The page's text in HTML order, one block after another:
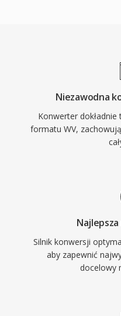
przetwarzanie na
licencji BSD i
foobar2000, VLC,
narzedziami.
bogate metadane
skrupulatnych
Niezawodna
Konwerter
formatu WV,
Silnik konwersji
aby zapewnić
docelowy